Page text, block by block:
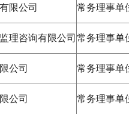
限公司 常务理事单
理咨询有限公司 常务理事单
公司 常务理事单
公司 常务理事单